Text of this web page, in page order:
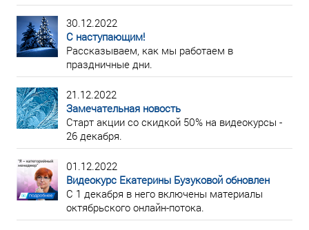
30.12.2022
С наступающим!
Рассказываем, как мы работаем в
праздничные дни.
21.12.2022
Замечательная новость
Старт акции со скидкой 50% на видеокурсы -
26 декабря.
01.12.2022
Видеокурс Екатерины Бузуковой обновлен
С 1 декабря в него включены материалы
октябрьского онлайн-потока.